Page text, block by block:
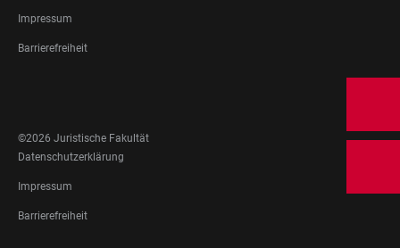
LEGAL
Impressum
Barrierefreiheit
MEDIA
©2026 Juristische Fakultät
FOOTER
LEGAL
Datenschutzerklärung
Impressum
Barrierefreiheit